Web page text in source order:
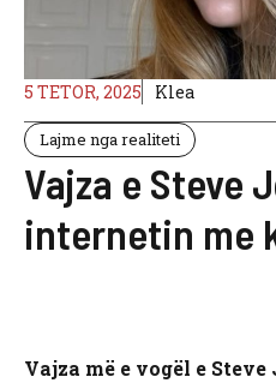
5 TETOR, 2025 Klea
Lajme nga realiteti
Vajza e Steve
internetin me
Vajza më e vogël e Steve